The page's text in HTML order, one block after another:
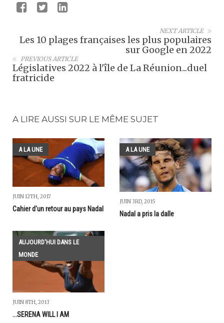
NEXT ARTICLE
Les 10 plages françaises les plus populaires
sur Google en 2022
PREVIOUS ARTICLE
Législatives 2022 à l'île de La Réunion...duel
fratricide
A LIRE AUSSI SUR LE MÊME SUJET
A LA UNE
JUIN 12TH, 2017
Cahier d'un retour au pays Nadal
A LA UNE
JUIN 3RD, 2015
Nadal a pris la dalle
AUJOURD'HUI DANS LE
MONDE
JUIN 8TH, 2013
...SERENA WILL I AM